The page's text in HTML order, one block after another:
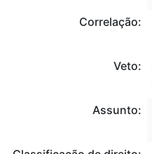
Correlação:
Veto:
Assunto: